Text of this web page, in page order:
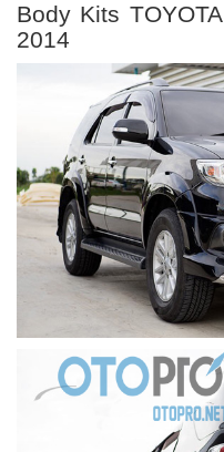
Body Kits
2014